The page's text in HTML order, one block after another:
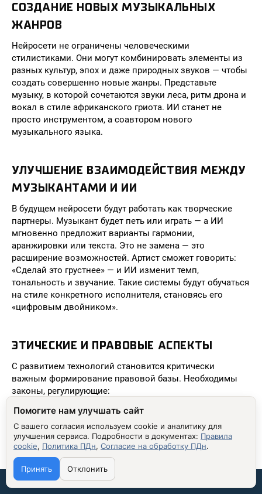
СОЗДАНИЕ НОВЫХ МУЗЫКАЛЬНЫХ
ЖАНРОВ
Нейросети не ограничены человеческими
стилистиками. Они могут комбинировать элементы из
разных культур, эпох и даже природных звуков — чтобы
создать совершенно новые жанры. Представьте
музыку, в которой сочетаются звуки леса, ритм дрона и
вокал в стиле африканского гриота. ИИ станет не
просто инструментом, а соавтором нового
музыкального языка.
УЛУЧШЕНИЕ ВЗАИМОДЕЙСТВИЯ МЕЖДУ
МУЗЫКАНТАМИ И ИИ
В будущем нейросети будут работать как творческие
партнеры. Музыкант будет петь или играть — а ИИ
мгновенно предложит варианты гармонии,
аранжировки или текста. Это не замена — это
расширение возможностей. Артист сможет говорить:
«Сделай это грустнее» — и ИИ изменит темп,
тональность и звучание. Такие системы будут обучаться
на стиле конкретного исполнителя, становясь его
«цифровым двойником».
ЭТИЧЕСКИЕ И ПРАВОВЫЕ АСПЕКТЫ
С развитием технологий становится критически
важным формирование правовой базы. Необходимы
законы, регулирующие:
использование голосов и стилей исполнителей без
согласия;
авторство музыки, созданной ИИ;
прозрачность при указании того, что трек
сгенерирован машиной;
защиту авторских прав на обучающие данные.
Связаться со мной:
Помогите нам улучшать сайт
С вашего согласия используем cookie и аналитику для
улучшения сервиса. Подробности в документах: Правила
cookie, Политика ПДн, Согласие на обработку ПДн.
Принять Отклонить